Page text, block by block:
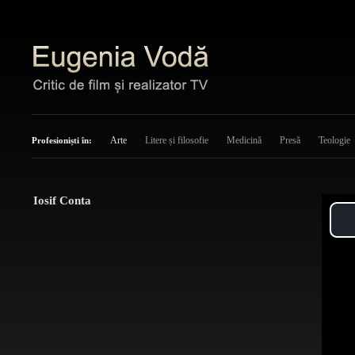
Profesioniști în: Arte Litere și filosofie Medicină Presă Teologie
Iosif Conta